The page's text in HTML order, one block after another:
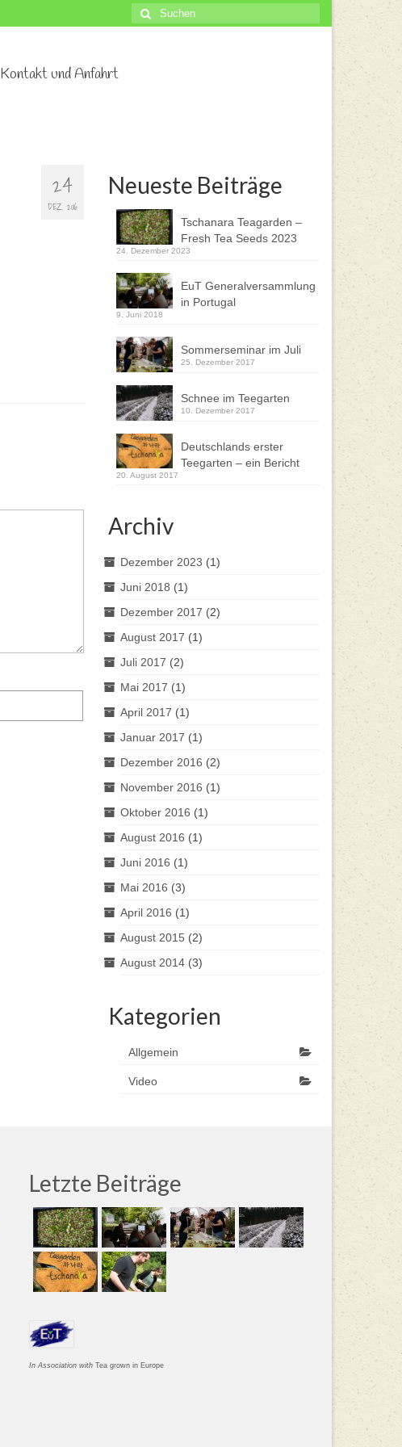
Suche
nach:
Kontakt und Anfahrt
24
DEZ. 2016
Neueste Beiträge
Tschanara Teagarden –
Fresh Tea Seeds 2023
24. Dezember 2023
EuT Generalversammlung
in Portugal
9. Juni 2018
Sommerseminar im Juli
25. Dezember 2017
Schnee im Teegarten
10. Dezember 2017
Deutschlands erster
Teegarten – ein Bericht
20. August 2017
Archiv
Dezember 2023 (1)
Juni 2018 (1)
Dezember 2017 (2)
August 2017 (1)
Juli 2017 (2)
Mai 2017 (1)
April 2017 (1)
Januar 2017 (1)
Dezember 2016 (2)
November 2016 (1)
Oktober 2016 (1)
August 2016 (1)
Juni 2016 (1)
Mai 2016 (3)
April 2016 (1)
August 2015 (2)
August 2014(3)
Kategorien
Allgemein
Video
Letzte Beiträge
In Association with Tea grown in Europe